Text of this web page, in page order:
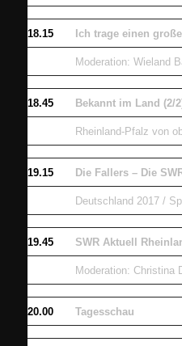
18.15 Ich trage einen
Moderation: Wieland
18.45 Bekannt im Land (2/
Rheinland-Pfalz von
19.15 Die Fallers – Die
Deutschland 2017 /
19.45 SWR Aktuell
Moderation: Christina
20.00 Tagesschau